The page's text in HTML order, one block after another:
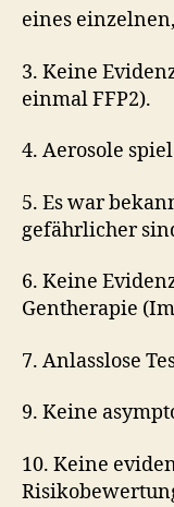
eines
3. Keine
einmal FFP2).
4. Aerosole
5. Es war
gefährlicher
6. Keine
Gentherapie
7. Anlasslose
9. Keine
10. Keine